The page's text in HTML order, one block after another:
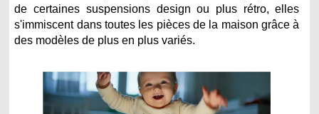
de certaines suspensions design ou plus rétro, elles
s'immiscent dans toutes les pièces de la maison grâce à
des modèles de plus en plus variés.